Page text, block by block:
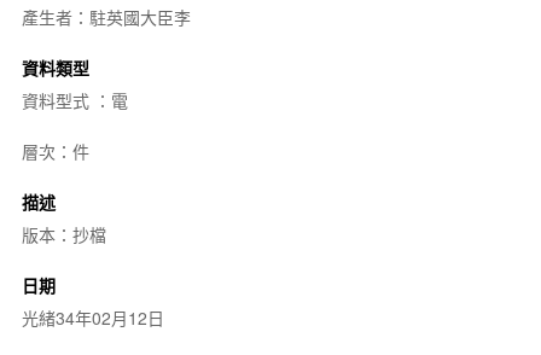
產生者：駐英國大臣李
資料類型
資料型式 ：電
層次：件
描述
版本：抄檔
日期
光緒34年02月12日